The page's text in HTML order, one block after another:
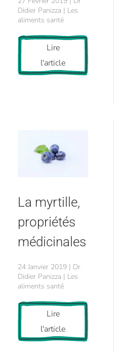
Didier Panizza | Les
aliments santé
Lire
l'article
La myrtille,
propriétés
médicinales
24 Janvier 2019 | Dr
Didier Panizza | Les
aliments santé
Lire
l'article